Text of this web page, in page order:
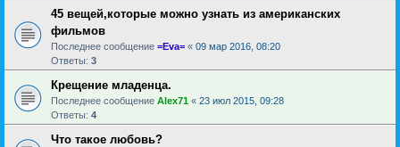
45 вещей,которые можно узнать из американских
фильмов
Последнее сообщение =Eva= « 09 мар 2016, 08:20
Ответы: 3
Крещение младенца.
Последнее сообщение Alex71 « 23 июл 2015, 09:28
Ответы: 4
Что такое любовь?